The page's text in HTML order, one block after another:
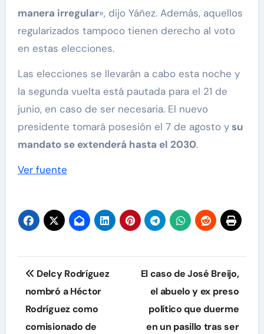
manera irregular», dijo Yáñez. Además, aquellos
regularizados tampoco tienen derecho al voto
en estas elecciones.
Las elecciones se llevarán a cabo esta noche y
la segunda vuelta está pautada para el 21 de
junio, en caso de ser necesaria. El nuevo
presidente tomará posesión el 7 de agosto ysu
mandato se extenderá hasta el 2030.
Ver fuente
Navegación
de
entradas
Delcy Rodríguez
nombró a Héctor
Rodríguez como
comisionado de
El caso de José Breijo,
el abuelo y ex preso
político que duerme
en un pasillo tras ser